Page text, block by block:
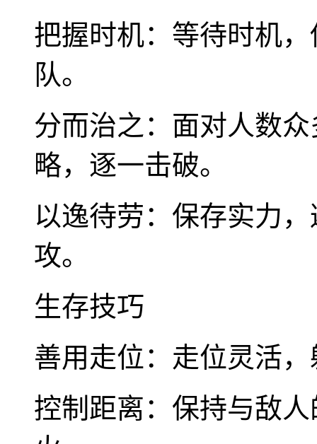
把握时机：等待时机
队。
分而治之：面对人数
略，逐一击破。
以逸待劳：保存实力
攻。
生存技巧
善用走位：走位灵活
控制距离：保持与敌